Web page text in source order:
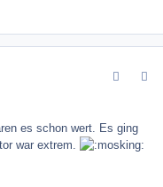
es schon wert. Es ging
war extrem.